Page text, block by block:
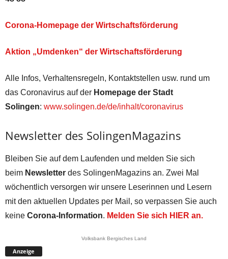
Corona-Homepage der Wirtschaftsförderung
Aktion „Umdenken“ der Wirtschaftsförderung
Alle Infos, Verhaltensregeln, Kontaktstellen usw. rund um
das Coronavirus auf der Homepage der Stadt
Solingen: www.solingen.de/de/inhalt/coronavirus
Newsletter des SolingenMagazins
Bleiben Sie auf dem Laufenden und melden Sie sich
beim Newsletter des SolingenMagazins an. Zwei Mal
wöchentlich versorgen wir unsere Leserinnen und Lesern
mit den aktuellen Updates per Mail, so verpassen Sie auch
keine Corona-Information. Melden Sie sich HIER an.
Volksbank Bergisches Land
Anzeige